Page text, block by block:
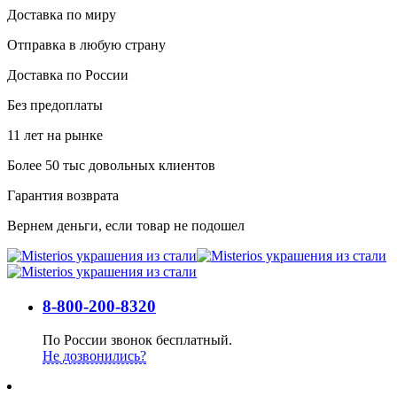
Доставка по миру
Отправка в любую страну
Доставка по России
Без предоплаты
11 лет на рынке
Более 50 тыс довольных клиентов
Гарантия возврата
Вернем деньги, если товар не подошел
8-800-200-8320
По России звонок бесплатный.
Не дозвонились?